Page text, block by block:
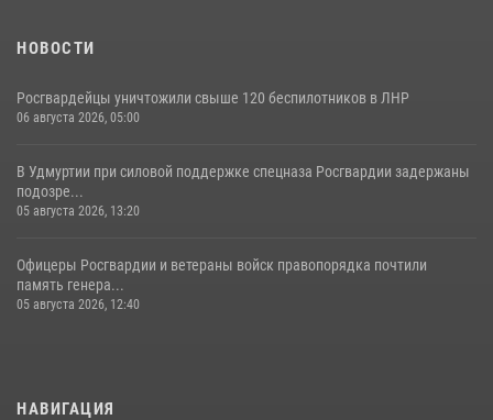
НОВОСТИ
Росгвардейцы уничтожили свыше 120 беспилотников в ЛНР
06 августа 2026, 05:00
В Удмуртии при силовой поддержке спецназа Росгвардии задержаны
подозре...
05 августа 2026, 13:20
Офицеры Росгвардии и ветераны войск правопорядка почтили
память генера...
05 августа 2026, 12:40
НАВИГАЦИЯ